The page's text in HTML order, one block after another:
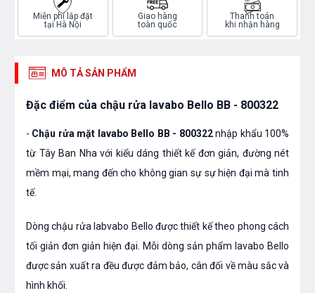
Miễn phí lắp đặt
tại Hà Nội
Giao hàng
toàn quốc
Thanh toán
khi nhận hàng
MÔ TẢ SẢN PHẨM
Đặc điểm của chậu rửa lavabo Bello BB - 800322
- Chậu rửa mặt lavabo Bello BB - 800322nhập khẩu 100%
từ Tây Ban Nha với kiểu dáng thiết kế đơn giản, đường nét
mềm mại, mang đến cho không gian sự sự hiện đại mà tinh
tế.
Dòng chậu rửa labvabo Bello được thiết kế theo phong cách
tối giản đơn giản hiện đại. Mỗi dòng sản phẩm lavabo Bello
được sản xuất ra đều được đảm bảo, cân đối về màu sắc và
hình khối.